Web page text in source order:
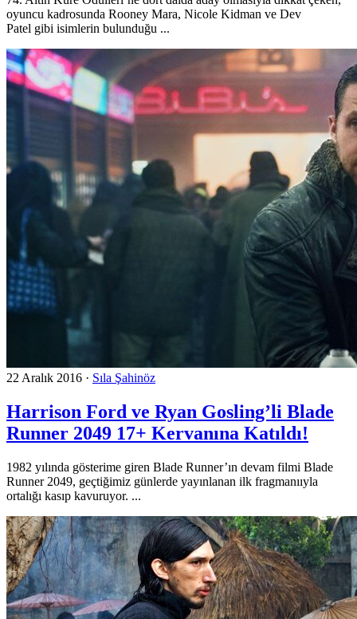
oyuncu kadrosunda Rooney Mara, Nicole Kidman ve Dev
Patel gibi isimlerin bulunduğu ...
22 Aralık 2016 · Sıla Şahinöz
Harrison Ford ve Ryan Gosling’li Blade
Runner 2049 17+ Kervanına Katıldı!
1982 yılında gösterime giren Blade Runner’ın devam filmi Blade
Runner 2049, geçtiğimiz günlerde yayınlanan ilk fragmanııyla
ortalığı kasıp kavuruyor. ...